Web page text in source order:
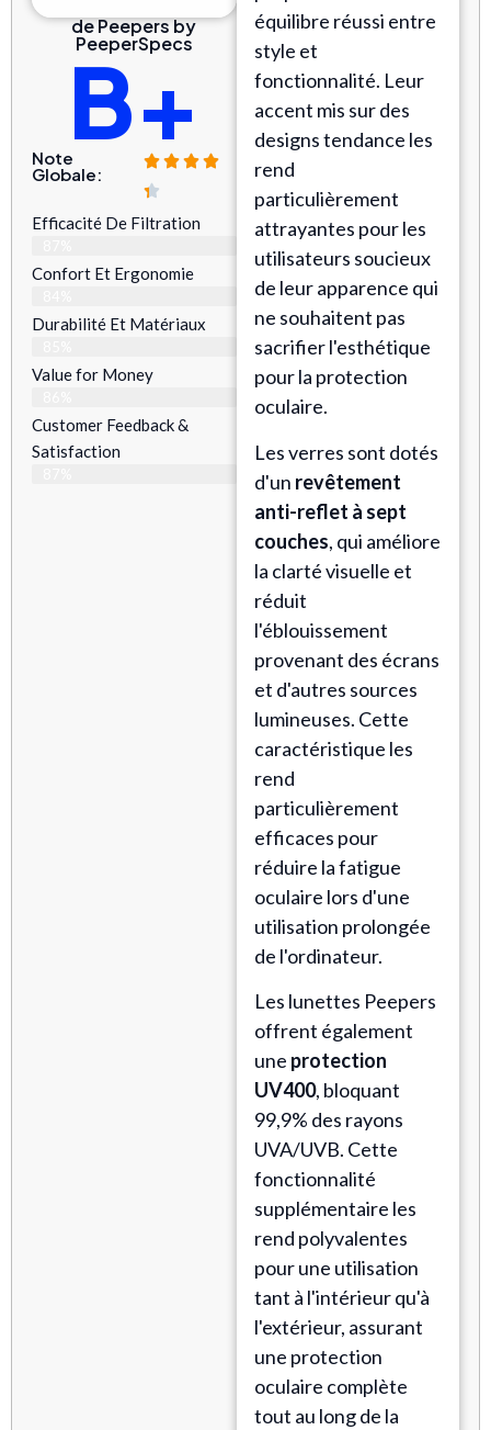
de Peepers by
PeeperSpecs
B+
Note
Globale:
Efficacité De Filtration
Confort Et Ergonomie
Durabilité Et Matériaux
Value for Money
Customer Feedback &
Satisfaction​
équilibre réussi entre
style et
fonctionnalité. Leur
accent mis sur des
designs tendance les
rend
particulièrement
attrayantes pour les
utilisateurs soucieux
de leur apparence qui
ne souhaitent pas
sacrifier l'esthétique
pour la protection
oculaire.
Les verres sont dotés
d'un revêtement
anti-reflet à sept
couches, qui améliore
la clarté visuelle et
réduit
l'éblouissement
provenant des écrans
et d'autres sources
lumineuses. Cette
caractéristique les
rend
particulièrement
efficaces pour
réduire la fatigue
oculaire lors d'une
utilisation prolongée
de l'ordinateur.
Les lunettes Peepers
offrent également
une protection
UV400, bloquant
99,9% des rayons
UVA/UVB. Cette
fonctionnalité
supplémentaire les
rend polyvalentes
pour une utilisation
tant à l'intérieur qu'à
l'extérieur, assurant
une protection
oculaire complète
tout au long de la